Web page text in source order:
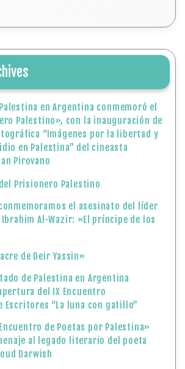
en Argentina conmemoró el
Palestino», con la inauguración de
“Imágenes por la libertad y
en Palestina” del cineasta
Pirovano
Prisionero Palestino
el asesinato del líder
Al-Wazir: «El príncipe de los
de Deir Yassin»
de Palestina en Argentina
del IX Encuentro
Escritores “La luna con gatillo”
de Poetas por Palestina»
al legado literario del poeta
Darwish